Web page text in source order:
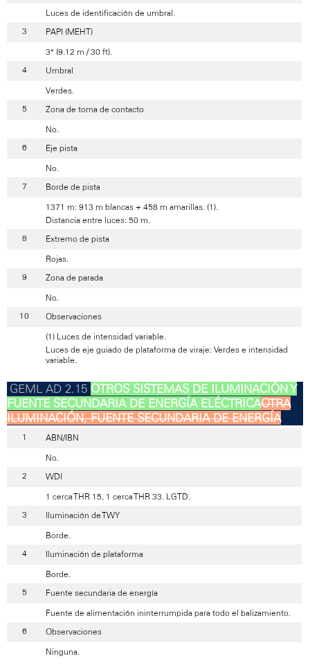
Luces de identificación de umbral.
PAPI (MEHT)
3° (9.12 m / 30 ft).
Umbral
Verdes.
Zona de toma de contacto
No.
Eje pista
No.
Borde de pista
1371 m: 913 m blancas + 458 m amarillas. (1).
Distancia entre luces: 50 m.
Extremo de pista
Rojas.
Zona de parada
No.
Observaciones
(1) Luces de intensidad variable.
Luces de eje guiado de plataforma de viraje: Verdes e intensidad
variable.
OTROS SISTEMAS DE ILUMINACIÓN Y
FUENTE SECUNDARIA DE ENERGÍA ELÉCTRICAOTRA
ILUMINACIÓN, FUENTE SECUNDARIA DE ENERGÍA
ABN/IBN
No.
WDI
1 cerca THR 15, 1 cerca THR 33. LGTD.
Iluminación de TWY
Borde.
Iluminación de plataforma
Borde.
Fuente secundaria de energía
Fuente de alimentación ininterrumpida para todo el balizamiento.
Observaciones
Ninguna.